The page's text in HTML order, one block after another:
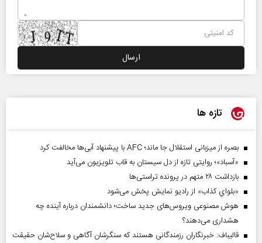
تازه ها
بصره از میزبانی استقلال جا ماند؛ AFC با پیشنهاد آبی‌ها مخالفت کرد
«آسباد»؛ روایتی تازه از دل سیستان به قاب تلویزیون می‌آید
بازداشت ۲۸ متهم در پرونده تراستی‌ها
«بلواي کذاب» از رادیو نمایش پخش می‌شود
هوش مصنوعی ویروس‌های جدید ساخت؛ دانشمندان درباره آینده چه
هشداری می‌دهند؟
قالیباف: خبرنگاران رزمندگانی هستند که سنگرشان آگاهی و سلاح‌شان حقیقت